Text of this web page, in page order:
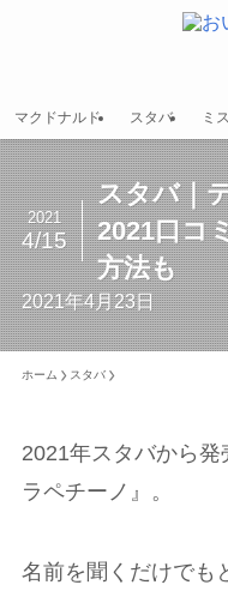
マクドナルド スタバ ミ
スタバ｜
2021口コ
方法も
2021
4/15
2021年4月23日
ホーム スタバ
2021年スタバから
ラペチーノ』。
名前を聞くだけでも